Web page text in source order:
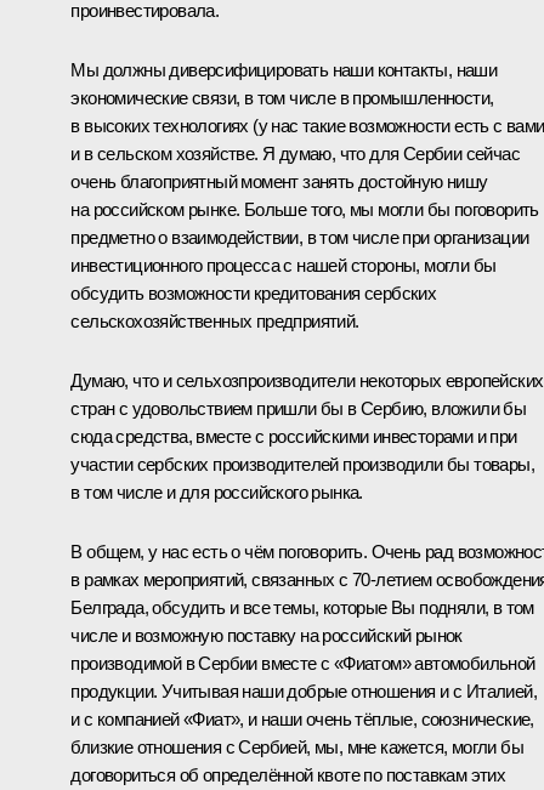
проинвестировала.
Мы должны диверсифицировать наши контакты, наши
экономические связи, в том числе в промышленности,
в высоких технологиях (у нас такие возможности есть с
и в сельском хозяйстве. Я думаю, что для Сербии сейчас
очень благоприятный момент занять достойную нишу
на российском рынке. Больше того, мы могли бы поговорить
предметно о взаимодействии, в том числе при организации
инвестиционного процесса с нашей стороны, могли бы
обсудить возможности кредитования сербских
сельскохозяйственных предприятий.
Думаю, что и сельхозпроизводители некоторых европейских
стран с удовольствием пришли бы в Сербию, вложили бы
сюда средства, вместе с российскими инвесторами и при
участии сербских производителей производили бы товары,
в том числе и для российского рынка.
В общем, у нас есть о чём поговорить. Очень рад
в рамках мероприятий, связанных с 70-летием
Белграда, обсудить и все темы, которые Вы подняли, в том
числе и возможную поставку на российский рынок
производимой в Сербии вместе с «Фиатом» автомобильной
продукции. Учитывая наши добрые отношения и с Италией,
и с компанией «Фиат», и наши очень тёплые, союзнические,
близкие отношения с Сербией, мы, мне кажется, могли бы
договориться об определённой квоте по поставкам этих